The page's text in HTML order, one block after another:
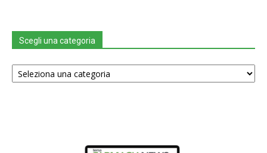
Scegli una categoria
Scegli
una